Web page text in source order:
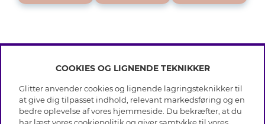
INFO
Betingelser
Databeskyttelsespolitik
Cookies
OM GLITTER
COOKIES OG LIGNENDE TEKNIKKER
Glitter anvender cookies og lignende lagringsteknikker til
at give dig tilpasset indhold, relevant markedsføring og en
bedre oplevelse af vores hjemmeside. Du bekræfter, at du